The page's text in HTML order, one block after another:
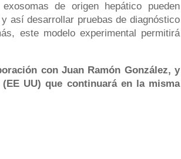
de origen hepático pueden
así desarrollar pruebas de diagnóstico
este modelo experimental permitirá
con Juan Ramón González, y
UU) que continuará en la misma